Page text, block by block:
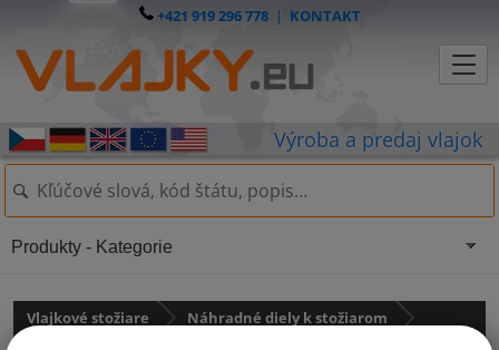
+421 919 296 778| KONTAKT
Vlajkové stožiare
Náhradné diely k stožiarom
Produkty - Kategorie